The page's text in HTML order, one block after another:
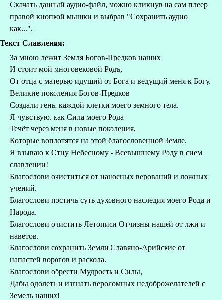
Скачать данный аудио-файл, можно кликнув на сам плеер
правой кнопкой мышки и выбрав "Сохранить аудио
как...".
Текст Славления:
За мною лежит Земля Богов-Предков наших
И стоит мой многовековой Родъ,
От отца с матерью идущий от Бога и ведущий меня к Богу.
Великие поколения Богов-Предков
Создали гены каждой клетки моего земного тела.
Я чувствую, как Сила моего Рода
Течёт через меня в новые поколения,
Которые воплотятся на этой благословенной Земле.
Я взываю к Отцу Небесному - Всевышнему Роду в сием
славлении!
Благослови очиститься от наносных верований и ложных
учений.
Благослови постичь суть духовного наследия моего Рода и
Народа.
Благослови очистить Летописи Отчизны нашей от лжи и
наветов.
Благослови сохранить Земли Славяно-Арийские от
напастей ворогов и раскола.
Благослови обрести Мудрость и Силы,
Дабы одолеть и изгнать вероломных недоброжелателей с
Земель наших!